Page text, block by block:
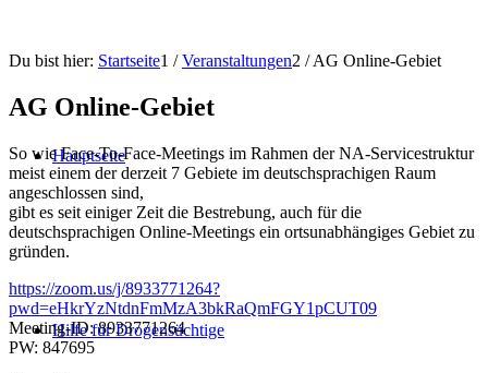
Hauptseite
Hilfe für Drogensüchtige
Du bist hier: Startseite1 / Veranstaltungen2 / AG Online-Gebiet
AG Online-Gebiet
So wie Face-To-Face-Meetings im Rahmen der NA-Servicestruktur
meist einem der derzeit 7 Gebiete im deutschsprachigen Raum
angeschlossen sind,
gibt es seit einiger Zeit die Bestrebung, auch für die
deutschsprachigen Online-Meetings ein ortsunabhängiges Gebiet zu
gründen.
https://zoom.us/j/8933771264?
pwd=eHkrYzNtdnFmMzA3bkRaQmFGY1pCUT09
Meeting-ID: 8933771264
PW: 847695